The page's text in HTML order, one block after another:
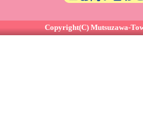
Copyright(C) Mutsuzawa-